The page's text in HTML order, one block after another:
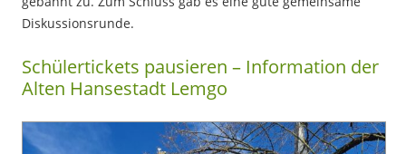
Diskussionsrunde.
Schülertickets pausieren – Information der
Alten Hansestadt Lemgo